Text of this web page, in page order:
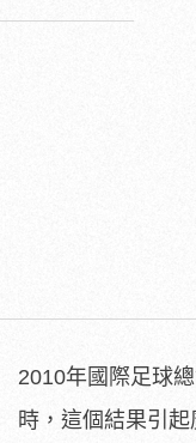
2010年國際足球
時，這個結果引